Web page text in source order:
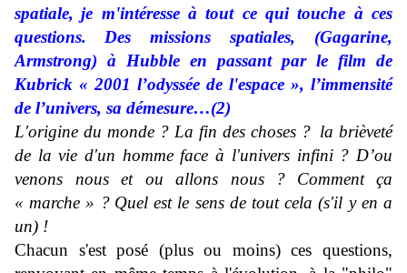
spatiale, je m'intéresse à tout ce qui touche à ces
questions.
Des missions spatiales, (Gagarine,
Armstrong) à Hubble en passant par le film de
Kubrick « 2001 l’odyssée de l'espace », l’immensité
de l’univers, sa démesure…(2)
L'origine du monde ? La fin des choses ? la brièveté
de la vie d'un homme face à l'univers infini ? D’ou
venons nous et ou allons nous ?
Comment ça
« marche » ? Quel est le sens de tout cela (s'il y en a
un) !
Chacun s'est posé (plus ou moins) ces questions,